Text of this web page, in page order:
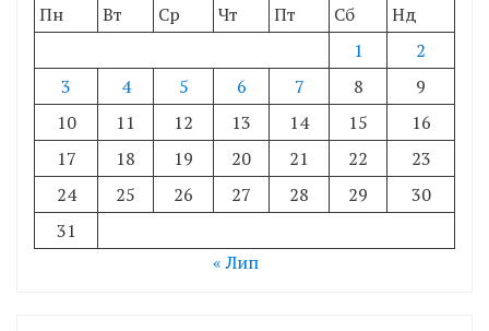
Пн
Вт Ср Чт Пт Сб
Нд
1
2
3
4 5 6 7 8
9
10
11 12 13 14 15
16
17
18 19 20 21 22
23
24
25 26 27 28 29
30
31
« Лип